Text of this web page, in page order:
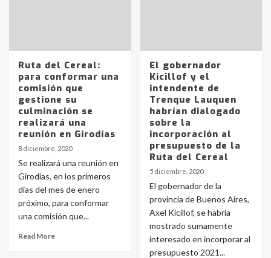
Ruta del Cereal:
para conformar una
comisión que
gestione su
culminación se
realizará una
reunión en Girodías
8 diciembre, 2020
Se realizará una reunión en
Girodías, en los primeros
días del mes de enero
próximo, para conformar
una comisión que...
Read More
El gobernador
Kicillof y el
intendente de
Trenque Lauquen
habrían dialogado
sobre la
incorporación al
presupuesto de la
Ruta del Cereal
5 diciembre, 2020
El gobernador de la
provincia de Buenos Aires,
Axel Kicillof, se habría
mostrado sumamente
interesado en incorporar al
presupuesto 2021...